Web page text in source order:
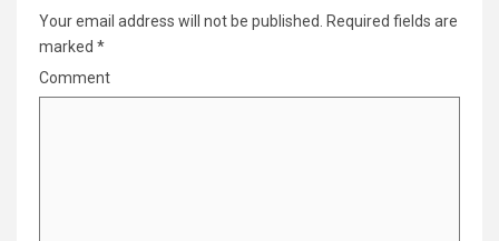
Your email address will not be published.
Required fields are
marked *
Comment